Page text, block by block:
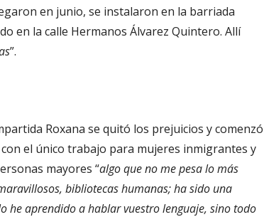
en junio, se instalaron en la barriada
en la calle Hermanos Álvarez Quintero. Allí
”.
Roxana se quitó los prejuicios y comenzó
el único trabajo para mujeres inmigrantes y
mayores “algo que no me pesa lo más
bibliotecas humanas; ha sido una
he aprendido a hablar vuestro lenguaje, sino todo